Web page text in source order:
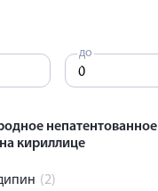
до
непатентованное
кириллице
(2)